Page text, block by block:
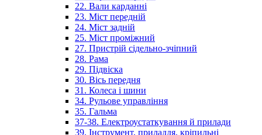
22. Вали карданні
23. Міст передній
24. Міст задній
25. Міст проміжний
27. Пристрій сідельно-зчіпний
28. Рама
29. Підвіска
30. Вісь передня
31. Колеса і шини
34. Рульове управління
35. Гальма
37-38. Електроустаткування й прилади
39. Інструмент, приладдя, кріпильні